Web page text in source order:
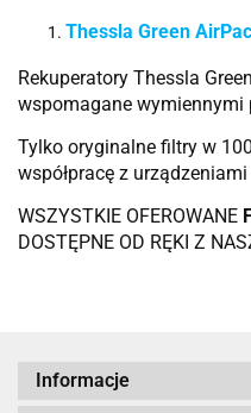
Thessla Green
Rekuperatory Thessla
wspomagane wymiennymi
Tylko oryginalne filtry w
współpracę z
WSZYSTKIE OFEROWANE
DOSTĘPNE OD RĘKI Z
Informacje